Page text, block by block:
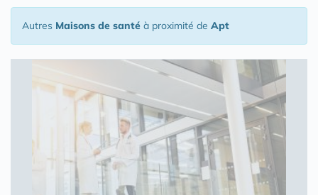
Autres Maisons de santé à proximité de Apt